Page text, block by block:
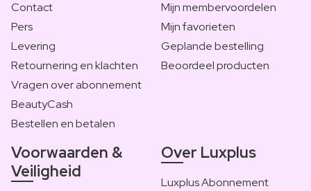
Contact
Pers
Levering
Retournering en klachten
Vragen over abonnement
BeautyCash
Bestellen en betalen
Mijn membervoordelen
Mijn favorieten
Geplande bestelling
Beoordeel producten
Voorwaarden &
Veiligheid
Over Luxplus
Luxplus Abonnement